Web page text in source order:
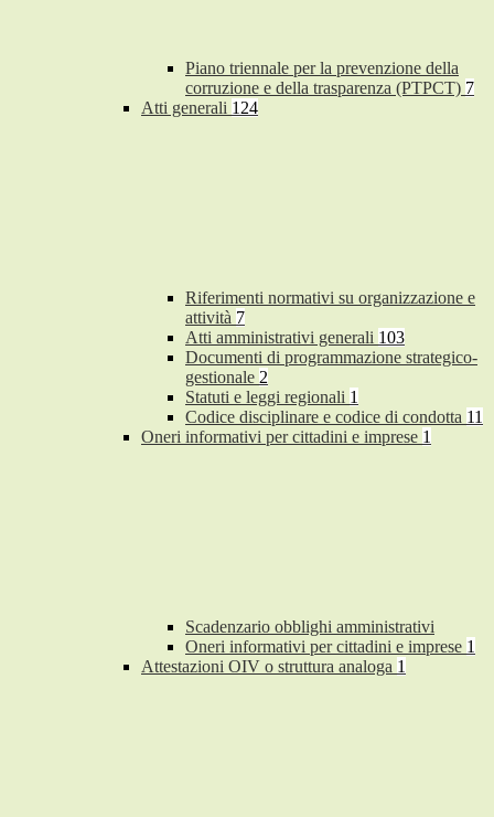
Piano triennale per la prevenzione della
corruzione e della trasparenza (PTPCT) 7
Atti generali 124
Riferimenti normativi su organizzazione e
attività 7
Atti amministrativi generali 103
Documenti di programmazione strategico-
gestionale 2
Statuti e leggi regionali 1
Codice disciplinare e codice di condotta 11
Oneri informativi per cittadini e imprese 1
Scadenzario obblighi amministrativi
Oneri informativi per cittadini e imprese 1
Attestazioni OIV o struttura analoga 1